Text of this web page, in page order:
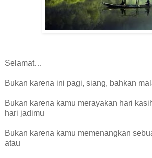
Selamat…
Bukan karena ini pagi, siang, bahkan
Bukan karena kamu merayakan hari
hari jadimu
Bukan karena kamu memenangkan
atau